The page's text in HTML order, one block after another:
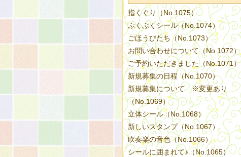
指くぐり（No.1075）
ぷくぷくシール（No.1074）
ごほうびたち（No.1073）
お問い合わせについて（No.1072）
ご予約いただきました（No.1071）
新規募集の日程（No.1070）
新規募集について ※変更あり
（No.1069）
立体シール（No.1068）
新しいスタンプ（No.1067）
吹奏楽の音色（No.1066）
シールに囲まれて♪（No.1065）